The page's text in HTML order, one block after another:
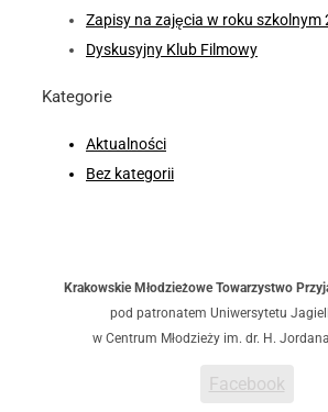
Zapisy na zajęcia w roku
Dyskusyjny Klub Filmowy
Kategorie
Aktualności
Bez kategorii
Krakowskie Młodzieżowe Towarzystwo
pod patronatem Uniwersytetu
w Centrum Młodzieży im. dr. H.
Facebook